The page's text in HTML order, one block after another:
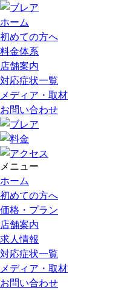
ホーム
初めての方へ
料金体系
店舗案内
対応症状一覧
メディア・取材
お問い合わせ
メニュー
ホーム
初めての方へ
価格・プラン
店舗案内
求人情報
対応症状一覧
メディア・取材
お問い合わせ